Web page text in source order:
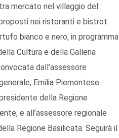
mercato nel villaggio del
nei ristoranti e bistrot
bianco e nero, in programma
Cultura e della Galleria
dall’assessore
Emilia Piemontese.
della Regione
e all’assessore regionale
Regione Basilicata. Seguirà il